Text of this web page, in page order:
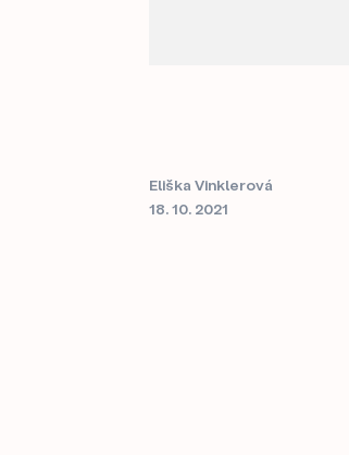
Eliška Vinklerová
18. 10. 2021